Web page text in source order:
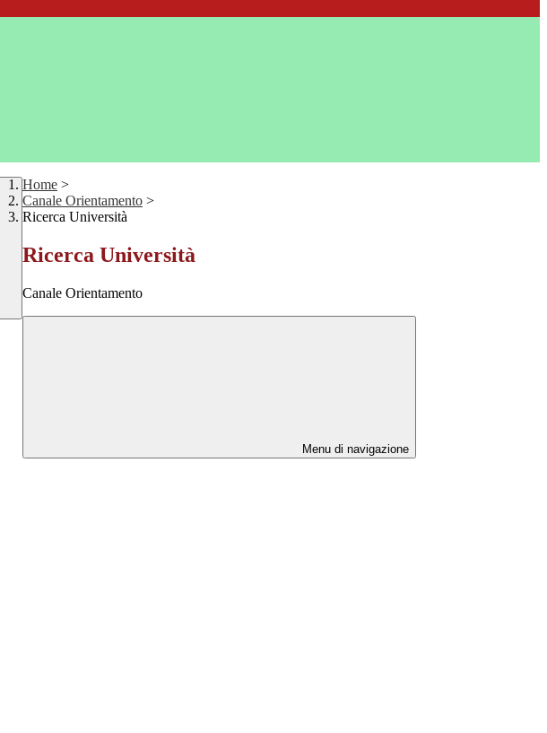
Home >
Canale Orientamento >
Ricerca Università
Ricerca Università
Canale Orientamento
Menu di navigazione